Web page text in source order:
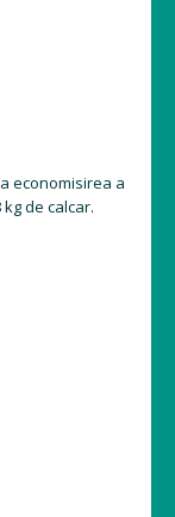
economisirea a
de calcar.